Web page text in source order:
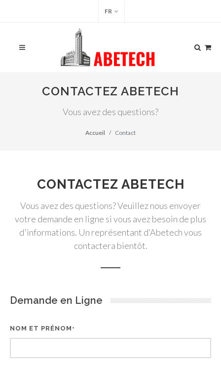
FR
CONTACTEZ ABETECH
Vous avez des questions?
Accueil Contact
CONTACTEZ ABETECH
Vous avez des questions? Veuillez nous envoyer
votre demande en ligne si vous avez besoin de plus
d'informations. Un représentant d'Abetech vous
contactera bientôt.
Demande en Ligne
NOM ET PRÉNOM *